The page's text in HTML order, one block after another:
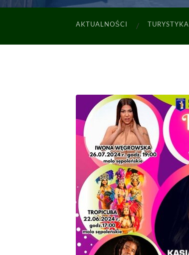
AKTUALNOŚCI TURYSTYKA